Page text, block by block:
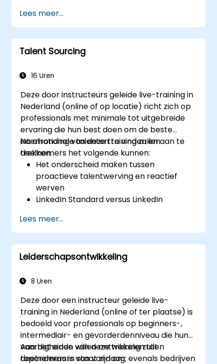
Toegang krijgen tot internationale talent-
en wervingskanalen
Lees meer...
Talent Sourcing
16 Uren
Deze door instructeurs geleide live-training in
Nederland (online of op locatie) richt zich op
professionals met minimale tot uitgebreide
ervaring die hun best doen om de beste
internationale talenten te vinden en aan te
trekken.
Na afronding van deze training zullen
deelnemers het volgende kunnen:
Het onderscheid maken tussen
proactieve talentwerving en reactief
werven
LinkedIn Standard versus LinkedIn
Uitstekende beheersing van Booleaanse
zoektechnieken bereiken
Kandidaten enthousiast maken voor het
beschikbare aanbod en nauw
Lees meer...
Leiderschapsontwikkeling
8 Uren
Deze door een instructeur geleide live-
training in Nederland (online of ter plaatse) is
bedoeld voor professionals op beginners-,
intermediair- en gevorderdenniveau die hun
vaardigheden willen ontwikkelen tot
toponderaars van vandaag; evenals bedrijven
Aan het einde van deze training zullen
deelnemers in staat zijn om: